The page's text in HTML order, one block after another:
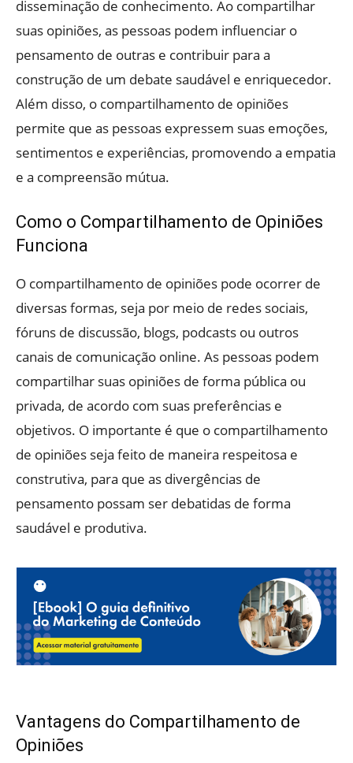
disseminação de conhecimento. Ao compartilhar
suas opiniões, as pessoas podem influenciar o
pensamento de outras e contribuir para a
construção de um debate saudável e enriquecedor.
Além disso, o compartilhamento de opiniões
permite que as pessoas expressem suas emoções,
sentimentos e experiências, promovendo a empatia
e a compreensão mútua.
Como o Compartilhamento de Opiniões
Funciona
O compartilhamento de opiniões pode ocorrer de
diversas formas, seja por meio de redes sociais,
fóruns de discussão, blogs, podcasts ou outros
canais de comunicação online. As pessoas podem
compartilhar suas opiniões de forma pública ou
privada, de acordo com suas preferências e
objetivos. O importante é que o compartilhamento
de opiniões seja feito de maneira respeitosa e
construtiva, para que as divergências de
pensamento possam ser debatidas de forma
saudável e produtiva.
Vantagens do Compartilhamento de
Opiniões